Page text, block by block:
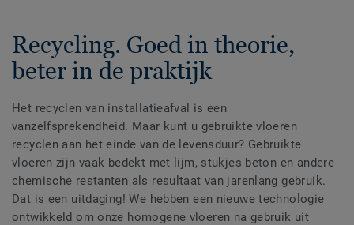
Recycling. Goed in theorie,
beter in de praktijk
Het recyclen van installatieafval is een
vanzelfsprekendheid. Maar kunt u gebruikte vloeren
recyclen aan het einde van de levensduur? Gebruikte
vloeren zijn vaak bedekt met lijm, stukjes beton en andere
chemische restanten als resultaat van jarenlang gebruik.
Dat is een uitdaging! We hebben een nieuwe technologie
ontwikkeld om onze homogene vloeren na gebruik uit